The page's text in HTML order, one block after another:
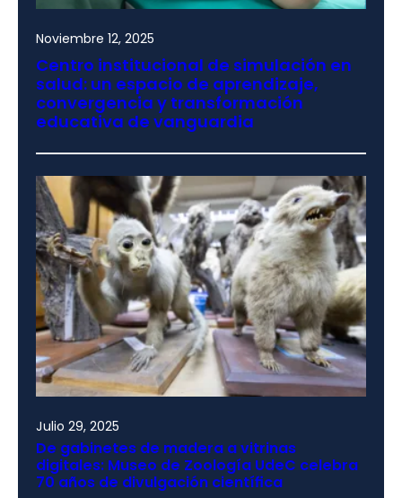
Noviembre 12, 2025
Centro institucional de simulación en
salud: un espacio de aprendizaje,
convergencia y transformación
educativa de vanguardia
Julio 29, 2025
De gabinetes de madera a vitrinas
digitales: Museo de Zoología UdeC celebra
70 años de divulgación científica